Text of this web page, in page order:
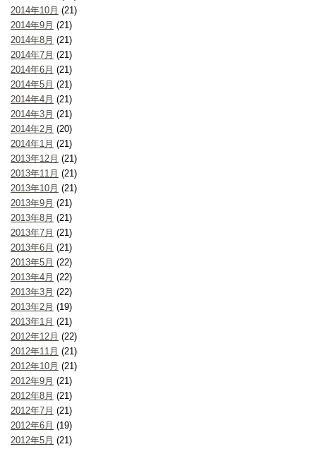
2014年10月 (21)
2014年9月 (21)
2014年8月 (21)
2014年7月 (21)
2014年6月 (21)
2014年5月 (21)
2014年4月 (21)
2014年3月 (21)
2014年2月 (20)
2014年1月 (21)
2013年12月 (21)
2013年11月 (21)
2013年10月 (21)
2013年9月 (21)
2013年8月 (21)
2013年7月 (21)
2013年6月 (21)
2013年5月 (22)
2013年4月 (22)
2013年3月 (22)
2013年2月 (19)
2013年1月 (21)
2012年12月 (22)
2012年11月 (21)
2012年10月 (21)
2012年9月 (21)
2012年8月 (21)
2012年7月 (21)
2012年6月 (19)
2012年5月 (21)